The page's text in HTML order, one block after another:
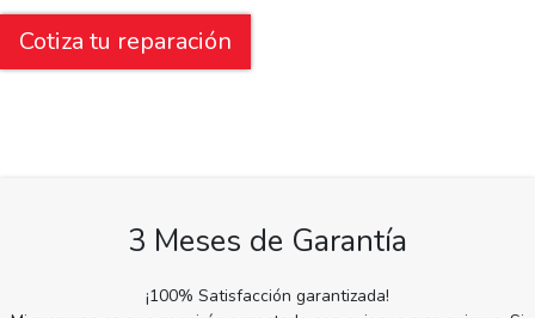
Cotiza tu reparación
3 Meses de Garantía
¡100% Satisfacción garantizada!